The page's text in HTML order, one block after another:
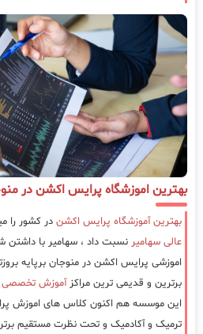
بهترین اموزشگاه پرایس اکشن در
بهترین آموزشگاه پرایس اکشن در کشور را
عالی سهامیر نسبت داد ، سهامیر با
اموزشی پرایس اکشن در منوجان برپایه
برترین و قدیمی ترین مراکزآموزش تخصصی
این موسسه هم اکنون کلاس های اموزش
ترمیک و آکادمیک و تحت نظرت مستقیم